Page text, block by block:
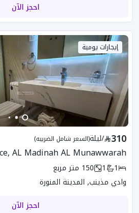
احجز الآن
إيجارات يومية
310
/ليلة(السعر شامل الضريبه)
1
1
150 متر مربع
وادي مذينب, المدينة المنورة
احجز الآن